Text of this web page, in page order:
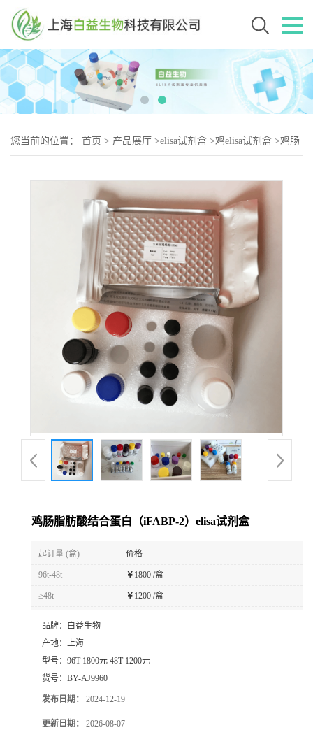
您当前的位置： 首页 > 产品展厅 >elisa试剂盒 >鸡elisa试剂盒 >鸡肠
鸡肠脂肪酸结合蛋白（iFABP-2）elisa试剂盒
起订量 (盒) 价格
96t-48t ￥ 1800 /盒
≥48t ￥ 1200 /盒
品牌：
白益生物
产地： 上海
型号： 96T 1800元 48T 1200元
货号： BY-AJ9960
发布日期： 2024-12-19
更新日期： 2026-08-07